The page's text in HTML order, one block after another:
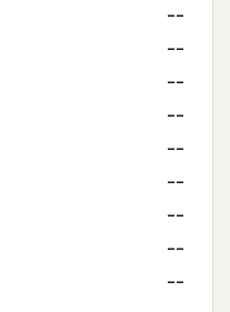
--
--
--
--
--
--
--
--
--